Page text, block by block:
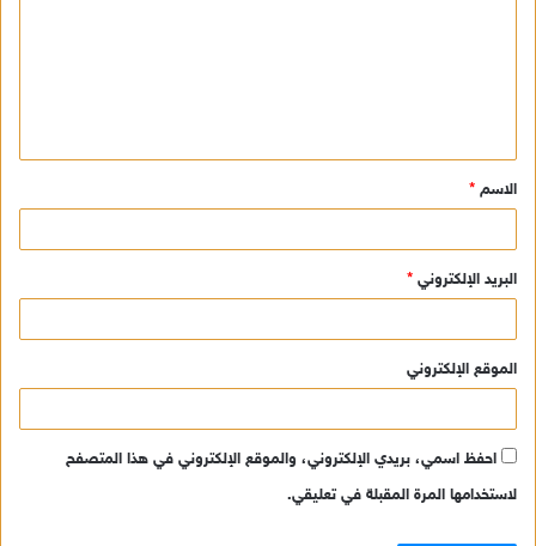
ق
*
الاسم *
البريد الإلكتروني *
الموقع الإلكتروني
احفظ اسمي، بريدي الإلكتروني، والموقع الإلكتروني في هذا المتصفح
لاستخدامها المرة المقبلة في تعليقي.